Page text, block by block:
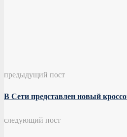
предыдущий пост
В Сети представлен новый
следующий пост